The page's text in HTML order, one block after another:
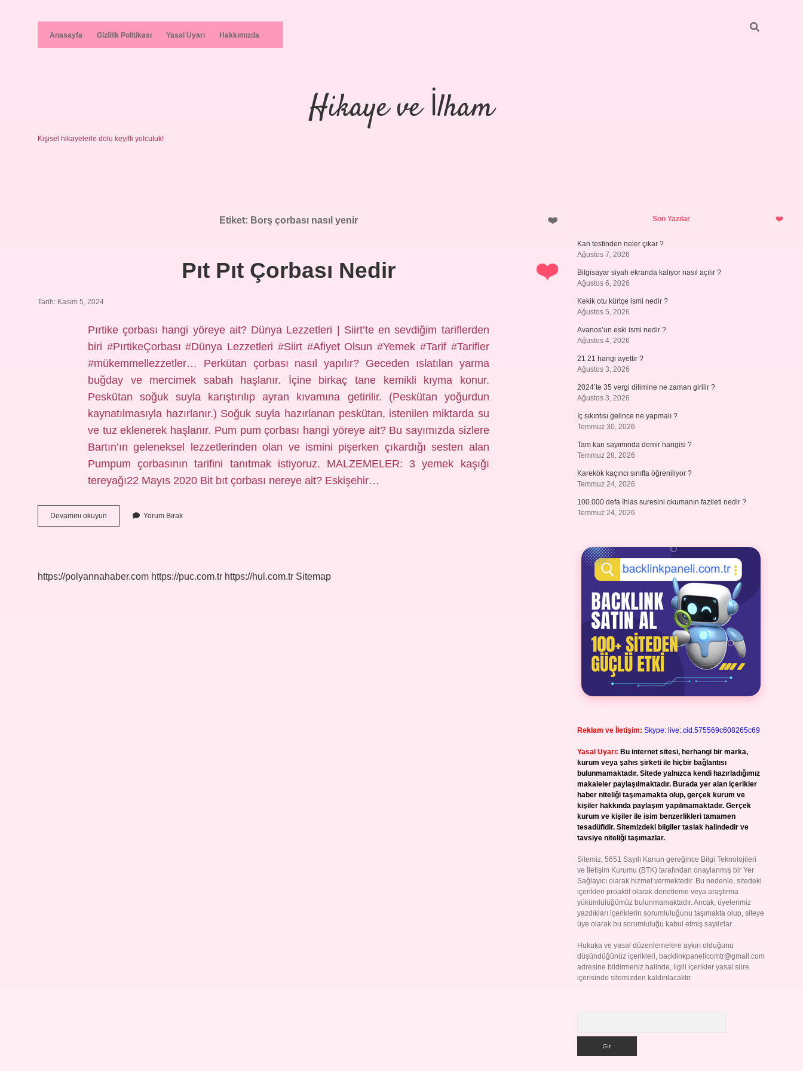
Anasayfa Gizlilik Politikası Yasal Uyarı Hakkımızda
Hikaye ve İlham
Kişisel hikayelerle dolu keyifli yolculuk!
Etiket: Borş çorbası nasıl yenir
Pıt Pıt Çorbası Nedir
Tarih: Kasım 5, 2024
Pırtike çorbası hangi yöreye ait? Dünya Lezzetleri | Siirt’te en sevdiğim tariflerden
biri #PırtikeÇorbası #Dünya Lezzetleri #Siirt #Afiyet Olsun #Yemek #Tarif #Tarifler
#mükemmellezzetler… Perkütan çorbası nasıl yapılır? Geceden ıslatılan yarma
buğday ve mercimek sabah haşlanır. İçine birkaç tane kemikli kıyma konur.
Peskütan soğuk suyla karıştırılıp ayran kıvamına getirilir. (Peskütan yoğurdun
kaynatılmasıyla hazırlanır.) Soğuk suyla hazırlanan peskütan, istenilen miktarda su
ve tuz eklenerek haşlanır. Pum pum çorbası hangi yöreye ait? Bu sayımızda sizlere
Bartın’ın geleneksel lezzetlerinden olan ve ismini pişerken çıkardığı sesten alan
Pumpum çorbasının tarifini tanıtmak istiyoruz. MALZEMELER: 3 yemek kaşığı
tereyağı22 Mayıs 2020 Bit bıt çorbası nereye ait? Eskişehir…
Devamını okuyun
Pıt
Yorum Bırak
https://polyannahaber.com https://puc.com.tr https://hul.com.tr Sitemap
SidebarSon Yazılar
Kan testinden neler çıkar ?
Ağustos 7, 2026
Bilgisayar siyah ekranda kalıyor nasıl açılır ?
Ağustos 6, 2026
Kekik otu kürtçe ismi nedir ?
Ağustos 5, 2026
Avanos’un eski ismi nedir ?
Ağustos 4, 2026
21 21 hangi ayettir ?
Ağustos 3, 2026
2024’te 35 vergi dilimine ne zaman girilir ?
Ağustos 3, 2026
İç sıkıntısı gelince ne yapmalı ?
Temmuz 30, 2026
Tam kan sayımında demir hangisi ?
Temmuz 28, 2026
Karekök kaçıncı sınıfta öğreniliyor ?
Temmuz 24, 2026
100.000 defa İhlas suresini okumanın fazileti nedir ?
Temmuz 24, 2026
Reklam ve İletişim: Skype: live:.cid.575569c608265c69
Yasal Uyarı: Bu internet sitesi, herhangi bir marka,
kurum veya şahıs şirketi ile hiçbir bağlantısı
bulunmamaktadır. Sitede yalnızca kendi hazırladığımız
makaleler paylaşılmaktadır. Burada yer alan içerikler
haber niteliği taşımamakta olup, gerçek kurum ve
kişiler hakkında paylaşım yapılmamaktadır. Gerçek
kurum ve kişiler ile isim benzerlikleri tamamen
tesadüfidir. Sitemizdeki bilgiler taslak halindedir ve
tavsiye niteliği taşımazlar.
Sitemiz, 5651 Sayılı Kanun gereğince Bilgi Teknolojileri
ve İletişim Kurumu (BTK) tarafından onaylanmış bir Yer
Sağlayıcı olarak hizmet vermektedir. Bu nedenle, sitedeki
içerikleri proaktif olarak denetleme veya araştırma
yükümlülüğümüz bulunmamaktadır. Ancak, üyelerimiz
yazdıkları içeriklerin sorumluluğunu taşımakta olup, siteye
üye olarak bu sorumluluğu kabul etmiş sayılırlar.
Hukuka ve yasal düzenlemelere aykırı olduğunu
düşündüğünüz içerikleri, backlinkpanelicomtr@gmail.com
adresine bildirmeniz halinde, ilgili içerikler yasal süre
içerisinde sitemizden kaldırılacaktır.